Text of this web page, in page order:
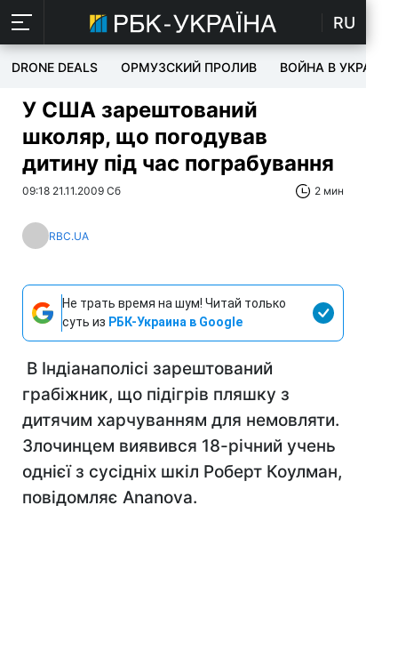
RU
DRONE DEALS ОРМУЗСКИЙ ПРОЛИВ ВОЙНА В УКРАИНЕ
У США зарештований
школяр, що погодував
дитину під час пограбування
09:18 21.11.2009 Сб 2 мин
RBC.UA
Не трать время на шум! Читай только
суть из РБК-Украина в Google
В Індіанаполісі зарештований
грабіжник, що підігрів пляшку з
дитячим харчуванням для немовляти.
Злочинцем виявився 18-річний учень
однієї з сусідніх шкіл Роберт Коулман,
повідомляє Ananova.